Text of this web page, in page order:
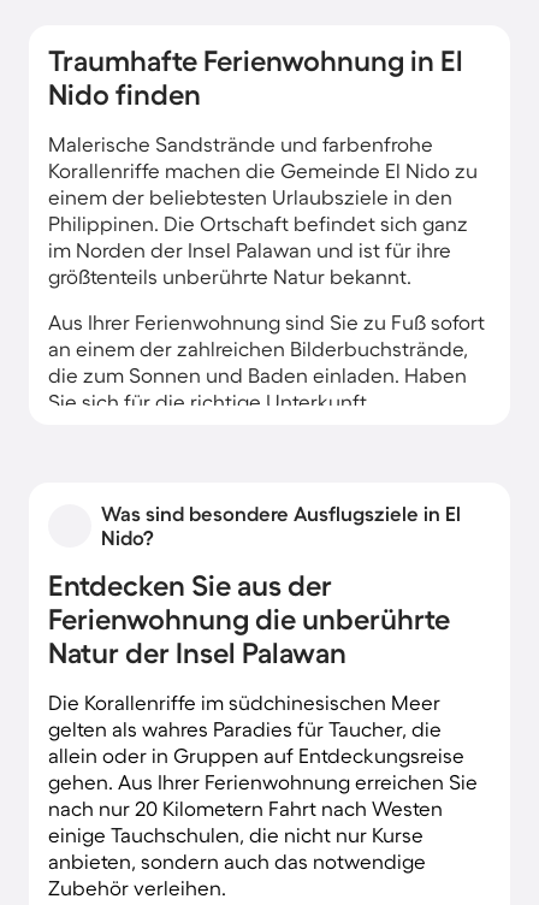
Traumhafte Ferienwohnung in El
Nido finden
Malerische Sandstrände und farbenfrohe
Korallenriffe machen die Gemeinde El Nido zu
einem der beliebtesten Urlaubsziele in den
Philippinen. Die Ortschaft befindet sich ganz
im Norden der Insel Palawan und ist für ihre
größtenteils unberührte Natur bekannt.
Aus Ihrer Ferienwohnung sind Sie zu Fuß sofort
an einem der zahlreichen Bilderbuchstrände,
die zum Sonnen und Baden einladen. Haben
Sie sich für die richtige Unterkunft
ragen. Beim Schnorcheln oder Tauchen lernen
Sie die bunte Unterwasserwelt Südostasiens
Was sind besondere Ausflugsziele in El
Nido?
Entdecken Sie aus der
Ferienwohnung die unberührte
Natur der Insel Palawan
Die Korallenriffe im südchinesischen Meer
gelten als wahres Paradies für Taucher, die
allein oder in Gruppen auf Entdeckungsreise
gehen. Aus Ihrer Ferienwohnung erreichen Sie
nach nur 20 Kilometern Fahrt nach Westen
einige Tauchschulen, die nicht nur Kurse
anbieten, sondern auch das notwendige
Zubehör verleihen.